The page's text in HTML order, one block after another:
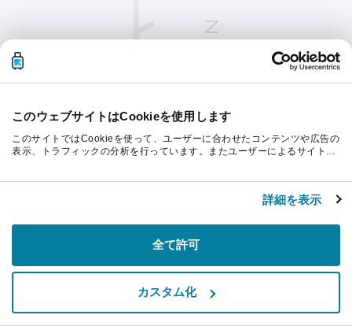
このウェブサイトはCookieを使用します
このサイトではCookieを使って、ユーザーに合わせたコンテンツや広告の
表示、トラフィックの分析を行っています。またユーザーによるサイトの
スを使用した際に収集された情報と組み合わされ、各パートナーによって
詳細を表示
全て許可
カスタム化
続行するにはページを更新してください。
リフレッシュ